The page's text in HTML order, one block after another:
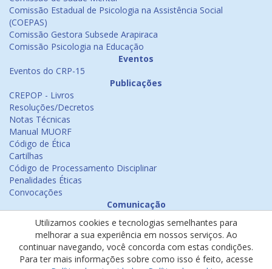
Comissão Estadual de Psicologia na Assistência Social
(COEPAS)
Comissão Gestora Subsede Arapiraca
Comissão Psicologia na Educação
Eventos
Eventos do CRP-15
Publicações
CREPOP - Livros
Resoluções/Decretos
Notas Técnicas
Manual MUORF
Código de Ética
Cartilhas
Código de Processamento Disciplinar
Penalidades Éticas
Convocações
Comunicação
Emissão de Certificados
Psicologia na Mídia
Ouvidoria
Política de cookies
Utilizamos cookies e tecnologias semelhantes para
melhorar a sua experiência em nossos serviços. Ao
continuar navegando, você concorda com estas condições.
Para ter mais informações sobre como isso é feito, acesse